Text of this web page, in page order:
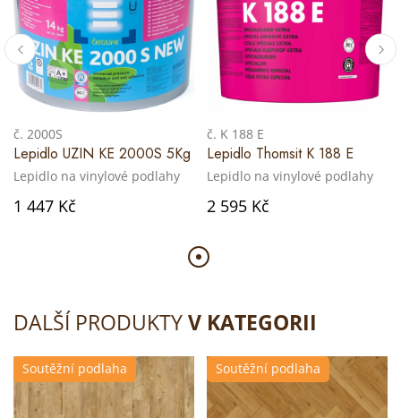
č. 2000S
Lepidlo UZIN KE 2000S 5Kg
Lepidlo na vinylové podlahy
1 447 Kč
č. K 188 E
Lepidlo Thomsit K 188 E
Lepidlo na vinylové podlahy
2 595 Kč
DALŠÍ PRODUKTYV KATEGORII
Soutěžní podlaha Soutěžní podlaha